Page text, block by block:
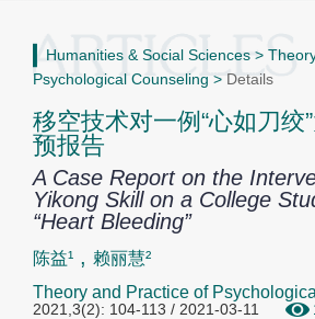
Humanities & Social Sciences >
Psychological Counseling > Details
移空技术对一例“心如刀绞
预报告
A Case Report on the
Yikong Skill on a College
“Heart Bleeding”
陈益¹ , 赖丽慧²
Theory and Practice of
2021,3(2): 104-113 / 2021-03-11